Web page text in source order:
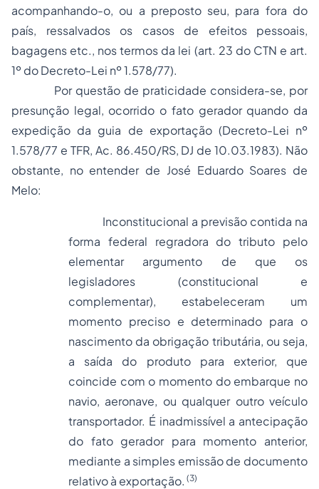
acompanhando-o, ou a preposto seu, para fora do
país, ressalvados os casos de efeitos pessoais,
bagagens etc., nos termos da lei (art. 23 do CTN e art.
1º do Decreto-Lei nº 1.578/77).
Por questão de praticidade considera-se, por
presunção legal, ocorrido o fato gerador quando da
expedição da guia de exportação (Decreto-Lei nº
1.578/77 e TFR, Ac. 86.450/RS, DJ de 10.03.1983). Não
obstante, no entender de José Eduardo Soares de
Melo:
Inconstitucional a previsão contida na
forma federal regradora do tributo pelo
elementar argumento de que os
legisladores (constitucional e
complementar), estabeleceram um
momento preciso e determinado para o
nascimento da obrigação tributária, ou seja,
a saída do produto para exterior, que
coincide com o momento do embarque no
navio, aeronave, ou qualquer outro veículo
transportador. É inadmissível a antecipação
do fato gerador para momento anterior,
mediante a simples emissão de documento
relativo à exportação. (3)